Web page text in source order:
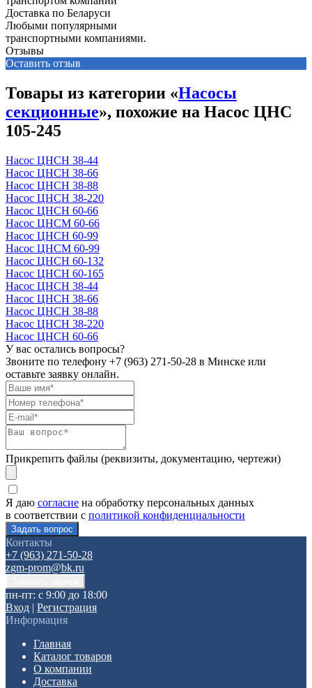
Доставка по Беларуси
Любыми популярными
транспортными компаниями.
Отзывы
Оставить отзыв
Товары из категории «Насосы
секционные», похожие на Насос ЦНС
105-245
Насос ЦНСН 38-44
Насос ЦНСН 38-66
Насос ЦНСН 38-88
Насос ЦНСН 38-220
Насос ЦНСН 60-66
Насос ЦНСМ 60-66
Насос ЦНСН 60-99
Насос ЦНСМ 60-99
Насос ЦНСН 60-132
Насос ЦНСН 60-165
Насос ЦНСН 38-44
Насос ЦНСН 38-66
Насос ЦНСН 38-88
Насос ЦНСН 38-220
Насос ЦНСН 60-66
У вас остались вопросы?
Звоните по телефону +7 (963) 271-50-28 в Минске или
оставьте заявку онлайн.
Прикрепить файлы (реквизиты, документацию, чертежи)
Я даю согласие на обработку персональных данных
в соответствии с политикой конфиденциальности
Контакты
+7 (963) 271-50-28
zgm-prom@bk.ru
пн-пт: с 9:00 до 18:00
Вход | Регистрация
Информация
Главная
Каталог товаров
О компании
Доставка